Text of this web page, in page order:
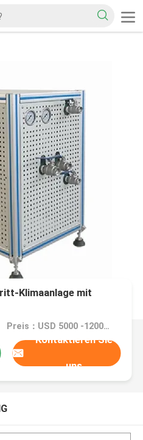
Klimaanlage mit
Preis：USD 5000 -12000 dollar
Kontaktieren Sie
uns